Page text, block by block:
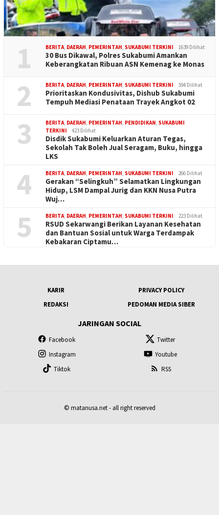
1 BERITA, DAERAH, PEMERINTAH, SUKABUMI TERKINI 1639 Dilihat
30 Bus Dikawal, Polres Sukabumi Amankan
Keberangkatan Ribuan ASN Kemenag ke Monas
2 BERITA, DAERAH, PEMERINTAH, SUKABUMI TERKINI 594 Dilihat
Prioritaskan Kondusivitas, Dishub Sukabumi
Tempuh Mediasi Penataan Trayek Angkot 02
3 BERITA, DAERAH, PEMERINTAH, PENDIDIKAN, SUKABUMI
TERKINI
423 Dilihat
Disdik Sukabumi Keluarkan Aturan Tegas,
Sekolah Tak Boleh Jual Seragam, Buku, hingga
LKS
4 BERITA, DAERAH, PEMERINTAH, SUKABUMI TERKINI 266 Dilihat
Gerakan “Selingkuh” Selamatkan Lingkungan
Hidup, LSM Dampal Jurig dan KKN Nusa Putra
Wuj…
5 BERITA, DAERAH, PEMERINTAH, SUKABUMI TERKINI 223 Dilihat
RSUD Sekarwangi Berikan Layanan Kesehatan
dan Bantuan Sosial untuk Warga Terdampak
Kebakaran Ciptamu…
KARIR
PRIVACY POLICY
REDAKSI
PEDOMAN MEDIA SIBER
JARINGAN SOCIAL
Facebook
Twitter
Instagram
Youtube
Tiktok
RSS
© matanusa.net - all right reserved